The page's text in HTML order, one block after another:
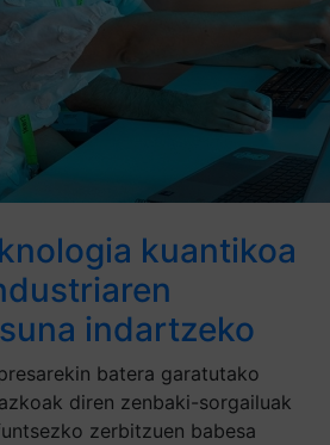
kuantikoa
indartzeko
batera garatutako
diren zenbaki-sorgailuak
zerbitzuen babesa